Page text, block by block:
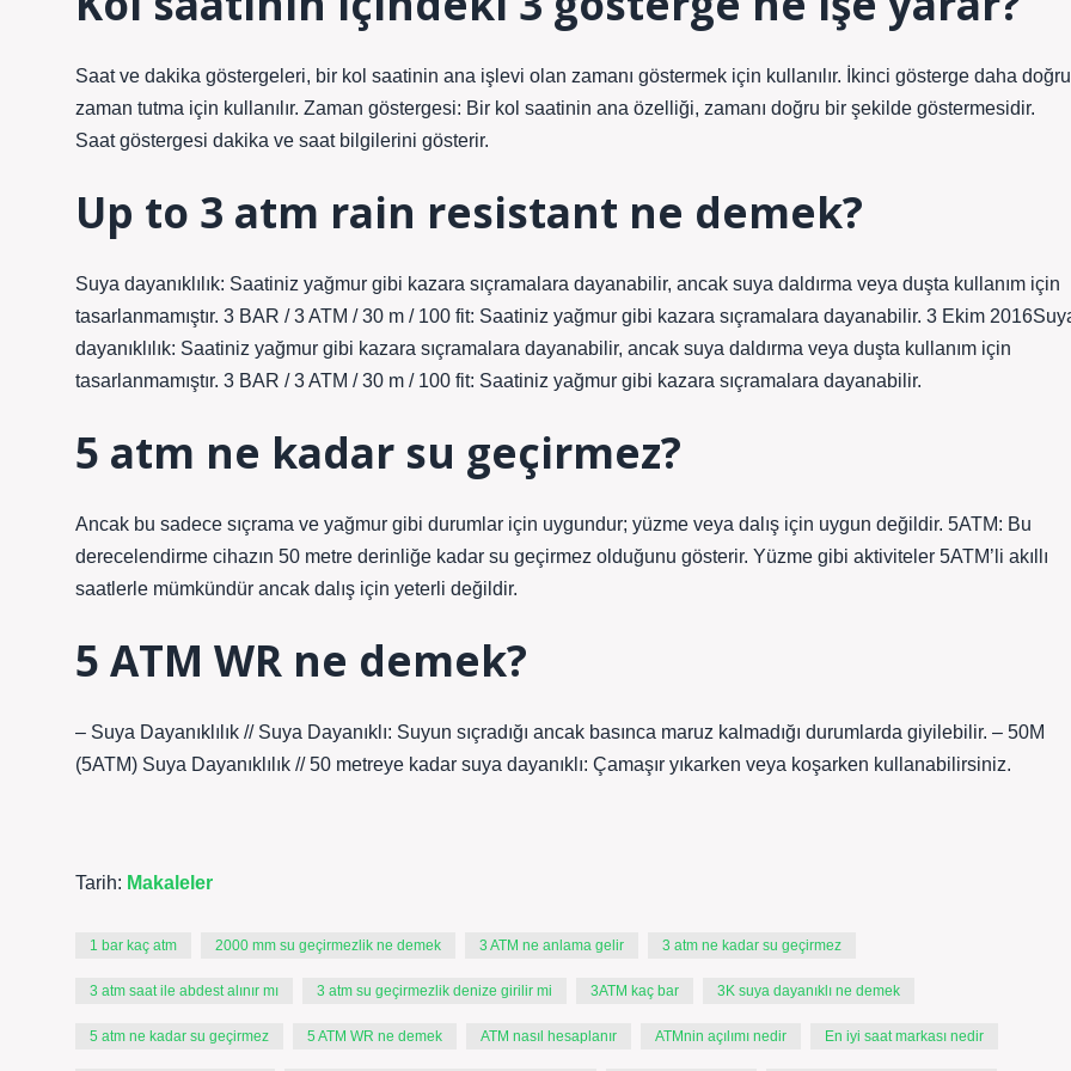
Saat ve dakika göstergeleri, bir kol saatinin ana işlevi olan zamanı göstermek için kullanılır. İkinci gösterge daha doğru
zaman tutma için kullanılır. Zaman göstergesi: Bir kol saatinin ana özelliği, zamanı doğru bir şekilde göstermesidir.
Saat göstergesi dakika ve saat bilgilerini gösterir.
Up to 3 atm rain resistant ne demek?
Suya dayanıklılık: Saatiniz yağmur gibi kazara sıçramalara dayanabilir, ancak suya daldırma veya duşta kullanım için
tasarlanmamıştır. 3 BAR / 3 ATM / 30 m / 100 fit: Saatiniz yağmur gibi kazara sıçramalara dayanabilir. 3 Ekim
dayanıklılık: Saatiniz yağmur gibi kazara sıçramalara dayanabilir, ancak suya daldırma veya duşta kullanım için
tasarlanmamıştır. 3 BAR / 3 ATM / 30 m / 100 fit: Saatiniz yağmur gibi kazara sıçramalara dayanabilir.
5 atm ne kadar su geçirmez?
Ancak bu sadece sıçrama ve yağmur gibi durumlar için uygundur; yüzme veya dalış için uygun değildir. 5ATM: Bu
derecelendirme cihazın 50 metre derinliğe kadar su geçirmez olduğunu gösterir. Yüzme gibi aktiviteler 5ATM’li akıllı
saatlerle mümkündür ancak dalış için yeterli değildir.
5 ATM WR ne demek?
– Suya Dayanıklılık // Suya Dayanıklı: Suyun sıçradığı ancak basınca maruz kalmadığı durumlarda giyilebilir. – 50M
(5ATM) Suya Dayanıklılık // 50 metreye kadar suya dayanıklı: Çamaşır yıkarken veya koşarken kullanabilirsiniz.
Tarih: Makaleler
1 bar kaç atm 2000 mm su geçirmezlik ne demek 3 ATM ne anlama gelir 3 atm ne kadar su geçirmez
3 atm saat ile abdest alınır mı 3 atm su geçirmezlik denize girilir mi 3ATM kaç bar 3K suya dayanıklı ne demek
5 atm ne kadar su geçirmez 5 ATM WR ne demek ATM nasıl hesaplanır ATMnin açılımı nedir En iyi saat markası nedir